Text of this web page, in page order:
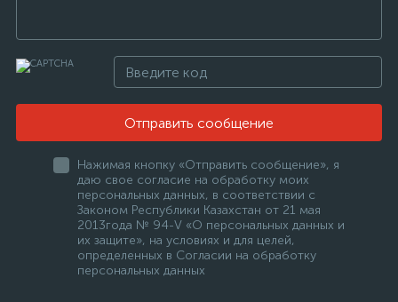
Отправить сообщение
Нажимая кнопку «Отправить сообщение», я
даю свое согласие на обработку моих
персональных данных, в соответствии с
Законом Республики Казахстан от 21 мая
2013года № 94-V «О персональных данных и
их защите», на условиях и для целей,
определенных в Согласии на обработку
персональных данных